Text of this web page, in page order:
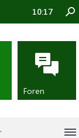
10:17
Foren